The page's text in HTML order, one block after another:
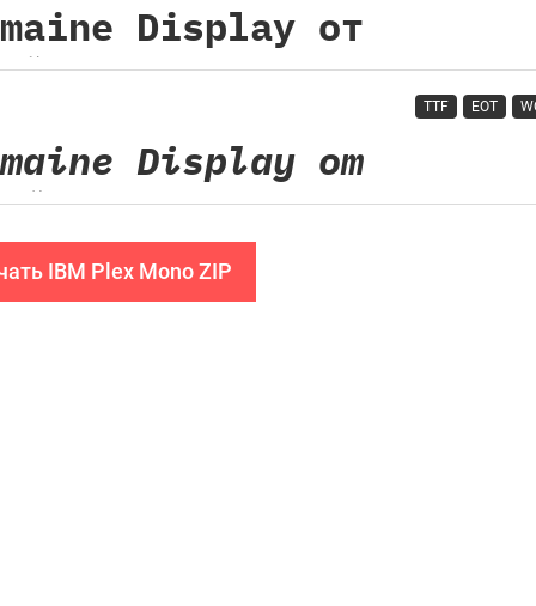
TTF EOT
IBM Plex Mono ZIP